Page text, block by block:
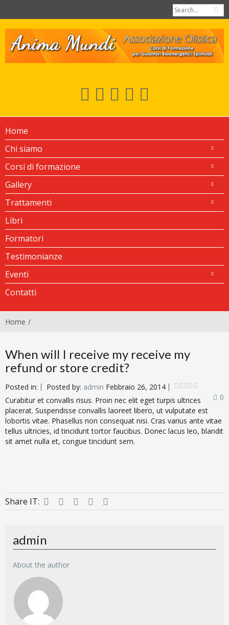
Home
Chi siamo
Corsi di formazione
Gallery
Trattamenti
Libri
Formatori
Testimonianze
Eventi
Contatti
Home
When will I receive my receive my
refund or store credit?
Posted in: Posted by: admin Febbraio 26, 2014
0
Curabitur et convallis risus. Proin nec elit eget turpis ultrices
placerat. Suspendisse convallis laoreet libero, ut vulputate est
lobortis vitae. Phasellus non consequat nisi. Cras varius ante vitae
tellus ultricies, id tincidunt tortor faucibus. Donec lacus leo, blandit
sit amet nulla et, congue tincidunt sem.
Share IT:
admin
About the author